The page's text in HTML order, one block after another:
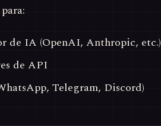
de IA (OpenAI, Anthropic, etc.)
de API
Telegram, Discord)